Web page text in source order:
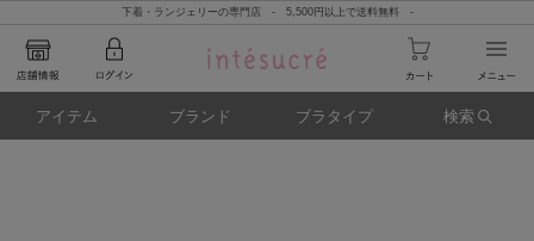
下着・ランジェリーの専門店 - 5,500円以上で送料無料 -
アイテム ブランド ブラタイプ 検索